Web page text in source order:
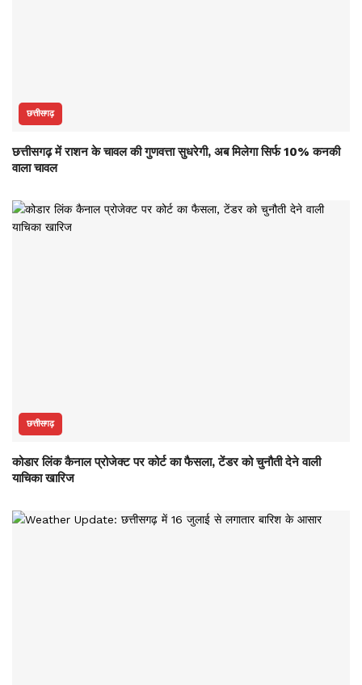
छत्तीसगढ़
छत्तीसगढ़ में राशन के चावल की गुणवत्ता सुधरेगी, अब मिलेगा सिर्फ 10% कनकी
वाला चावल
छत्तीसगढ़
कोडार लिंक कैनाल प्रोजेक्ट पर कोर्ट का फैसला, टेंडर को चुनौती देने वाली
याचिका खारिज